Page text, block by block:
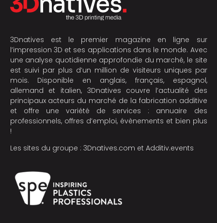
3Dnatives est le premier magazine en ligne sur
l’impression 3D et ses applications dans le monde. Avec
une analyse quotidienne approfondie du marché, le site
est suivi par plus d’un million de visiteurs uniques par
mois. Disponible en anglais, français, espagnol,
allemand et italien, 3Dnatives couvre l’actualité des
principaux acteurs du marché de la fabrication additive
et offre une variété de services : annuaire des
professionnels, offres d’emploi, évènements et bien plus
!
Les sites du groupe : 3Dnatives.com et Additiv.events